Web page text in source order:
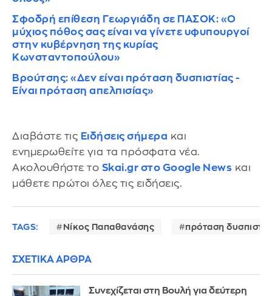
Σφοδρή επίθεση Γεωργιάδη σε ΠΑΣΟΚ: «Ο
μύχιος πόθος σας είναι να γίνετε υφυπουργοί
στην κυβέρνηση της κυρίας
Κωνσταντοπούλου»
Βρούτσης: «Δεν είναι πρόταση δυσπιστίας -
Είναι πρόταση απελπισίας»
Διαβάστε τις Ειδήσεις σήμερα και
ενημερωθείτε για τα πρόσφατα νέα.
Ακολουθήστε το Skai.gr στο Google News και
μάθετε πρώτοι όλες τις ειδήσεις.
TAGS: Νίκος Παπαθανάσης πρόταση
ΣΧΕΤΙΚΑ ΑΡΘΡΑ
Συνεχίζεται στη Βουλή για δεύτερη